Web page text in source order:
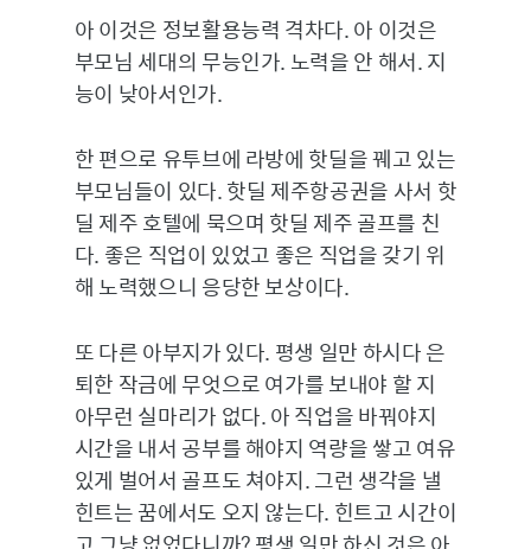
아 이것은 정보활용능력 격차다. 아 이것은
부모님 세대의 무능인가. 노력을 안 해서. 지
능이 낮아서인가.
한 편으로 유투브에 라방에 핫딜을 꿰고 있는
부모님들이 있다. 핫딜 제주항공권을 사서 핫
딜 제주 호텔에 묵으며 핫딜 제주 골프를 친
다. 좋은 직업이 있었고 좋은 직업을 갖기 위
해 노력했으니 응당한 보상이다.
또 다른 아부지가 있다. 평생 일만 하시다 은
퇴한 작금에 무엇으로 여가를 보내야 할 지
아무런 실마리가 없다. 아 직업을 바꿔야지
시간을 내서 공부를 해야지 역량을 쌓고 여유
있게 벌어서 골프도 쳐야지. 그런 생각을 낼
힌트는 꿈에서도 오지 않는다. 힌트고 시간이